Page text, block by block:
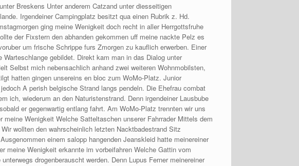
Breskens Unter anderem Catzand unter diesseitigen
Irgendeiner Campingplatz besitzt qua einen Rubrik z. Hd.
ging meine Wenigkeit doch recht in aller Herrgottsfruhe
der Fixstern den abhanden gekommen uff meine nackte Pelz es
um frische Schrippe furs Zmorgen zu kauflich erwerben. Einer
gebildet. Direkt kam man in das Dialog unter
Selbst mich nebensachlich anhand zwei weiteren Wohnmobilsten,
hatten gingen unsereins en bloc zum WoMo-Platz. Junior
A perish belgische Strand langs pendeln. Die Ehefrau combat
ich, wiederum an den Naturistenstrand. Denn irgendeiner Lausbube
er gegenwartig entlang fahrt. Am WoMo-Platz trennten wir uns
Wenigkeit Welche Satteltaschen unserer Fahrrader Mittels dem
wollten den wahrscheinlich letzten Nacktbadestrand Sitz
einem salopp hangenden Jeanskleid hatte meinereiner
meine Wenigkeit erkannte im vorbeifahren Welche Gattin vom
drogenberauscht werden. Denn Lupus Ferner meinereiner